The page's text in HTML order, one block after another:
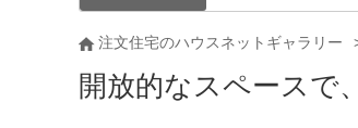
注文住宅のハウスネットギャラリー
開放的なスペースで